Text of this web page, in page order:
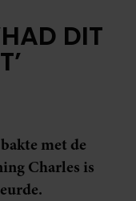
DIT
met de
Charles is